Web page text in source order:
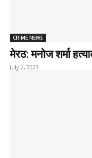
CRIME NEWS
मेरठ: मनोज शर्मा
July 2, 2023